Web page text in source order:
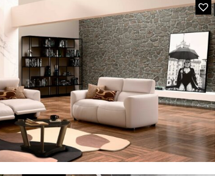
FELIX + CHAISE LONGUE
chaise longue en tissu avec 3 dossiers
assises double profondeurs